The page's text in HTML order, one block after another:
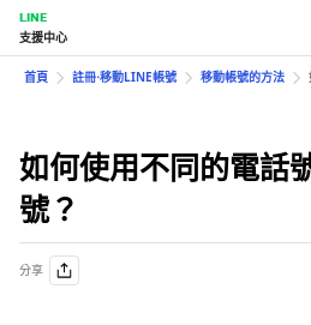
LINE
支援中心
首頁 註冊⋅移動LINE帳號 移動帳號的方法
如何使用不同的電話
號？
分享